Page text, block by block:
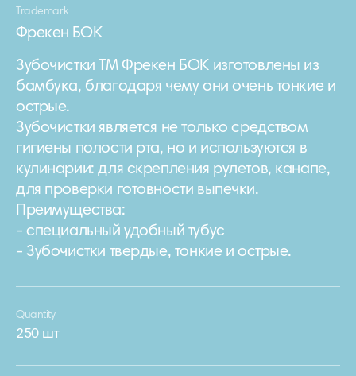
Trademark
Фрекен БОК
Зубочистки ТМ Фрекен БОК изготовлены из
бамбука, благодаря чему они очень тонкие и
острые.
Зубочистки является не только средством
гигиены полости рта, но и используются в
кулинарии: для скрепления рулетов, канапе,
для проверки готовности выпечки.
Преимущества:
- специальный удобный тубус
- Зубочистки твердые, тонкие и острые.
Quantity
250 шт